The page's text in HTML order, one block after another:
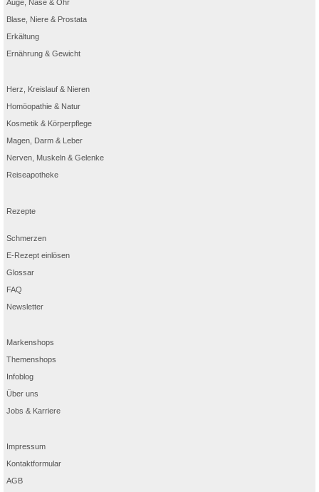
Auge, Nase & Ohr
Blase, Niere & Prostata
Erkältung
Ernährung & Gewicht
Herz, Kreislauf & Nieren
Homöopathie & Natur
Kosmetik & Körperpflege
Magen, Darm & Leber
Nerven, Muskeln & Gelenke
Reiseapotheke
Rezepte
Schmerzen
E-Rezept einlösen
Glossar
FAQ
Newsletter
Markenshops
Themenshops
Infoblog
Über uns
Jobs & Karriere
Impressum
Kontaktformular
AGB